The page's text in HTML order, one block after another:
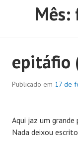
Mês:
epitáfio
Publicado em 17 de
Aqui jaz um grande
Nada deixou